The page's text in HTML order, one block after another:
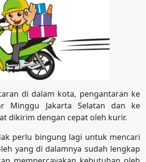
di dalam kota, pengantaran ke
Minggu Jakarta Selatan dan ke
dikirim dengan cepat oleh kurir.
perlu bingung lagi untuk mencari
yang di dalamnya sudah lengkap